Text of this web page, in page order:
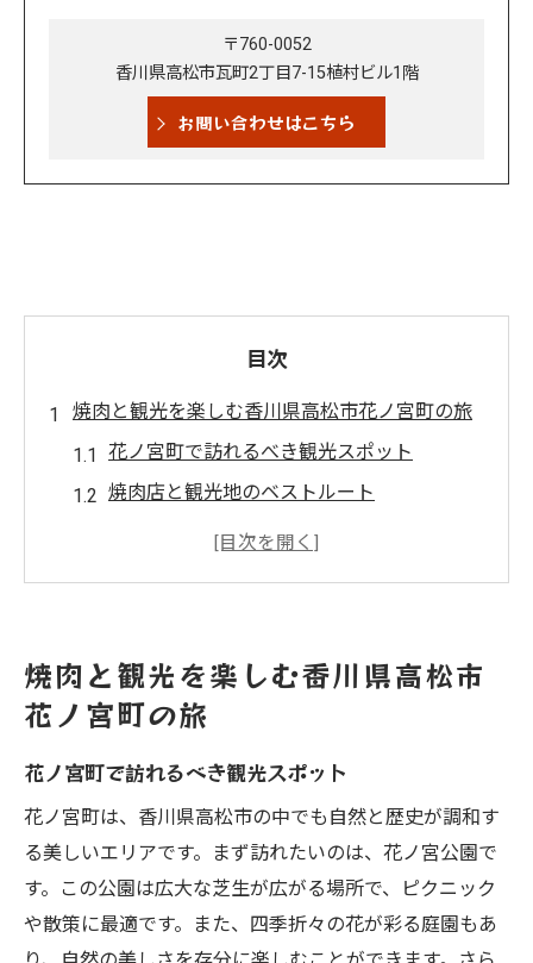
〒760-0052
香川県高松市瓦町2丁目7-15植村ビル1階
お問い合わせはこちら
目次
焼肉と観光を楽しむ香川県高松市花ノ宮町の旅
花ノ宮町で訪れるべき観光スポット
焼肉店と観光地のベストルート
地元の食文化を感じる旅の楽しみ方
香川県高松市花ノ宮町で味わう絶品焼肉の魅力
絶品焼肉の秘密：地元産の厳選食材
香川県特製のタレの魅力を探る
焼肉と合わせたい絶品サイドメニュー
焼肉の美味しさを引き立てる調理法
地元で人気の焼肉店ベストセレクション
焼肉をより楽しむための食べ方指南
焼肉と観光を楽しむ香川県高松市
花ノ宮町の旅
花ノ宮町で訪れるべき観光スポット
花ノ宮町は、香川県高松市の中でも自然と歴史が調和す
る美しいエリアです。まず訪れたいのは、花ノ宮公園で
す。この公園は広大な芝生が広がる場所で、ピクニック
や散策に最適です。また、四季折々の花が彩る庭園もあ